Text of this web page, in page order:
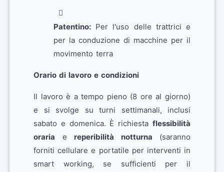
Patentino: Per l'uso delle trattrici e
per la conduzione di macchine per il
movimento terra
Orario di lavoro e condizioni
Il lavoro è a tempo pieno (8 ore al giorno)
e si svolge su turni settimanali, inclusi
sabato e domenica. È richiesta flessibilità
oraria e reperibilità notturna (saranno
forniti cellulare e portatile per interventi in
smart working, se sufficienti per il